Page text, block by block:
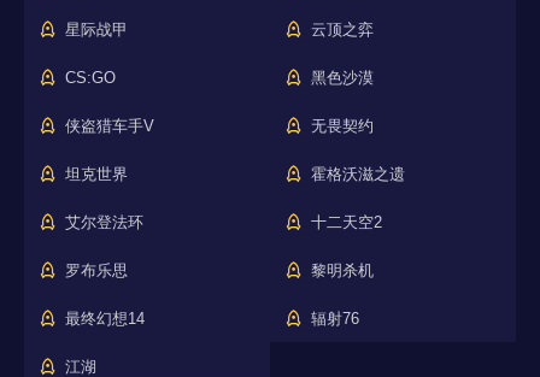
星际战甲 云顶之弈
CS:GO 黑色沙漠
侠盗猎车手V 无畏契约
坦克世界 霍格沃滋之遗
艾尔登法环 十二天空2
罗布乐思 黎明杀机
最终幻想14 辐射76
江湖